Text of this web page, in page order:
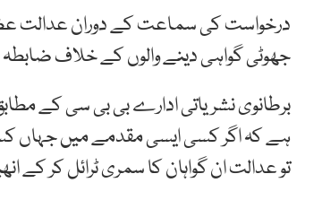
درخواست کی سماعت کے دوران عدالت
جھوٹی گواہی دینے والوں کے خلاف
برطانوی نشریاتی ادارے بی بی سی کے
ہے کہ اگر کسی ایسی مقدمے میں جہاں
تو عدالت ان گواہان کا سمری ٹرائل کر